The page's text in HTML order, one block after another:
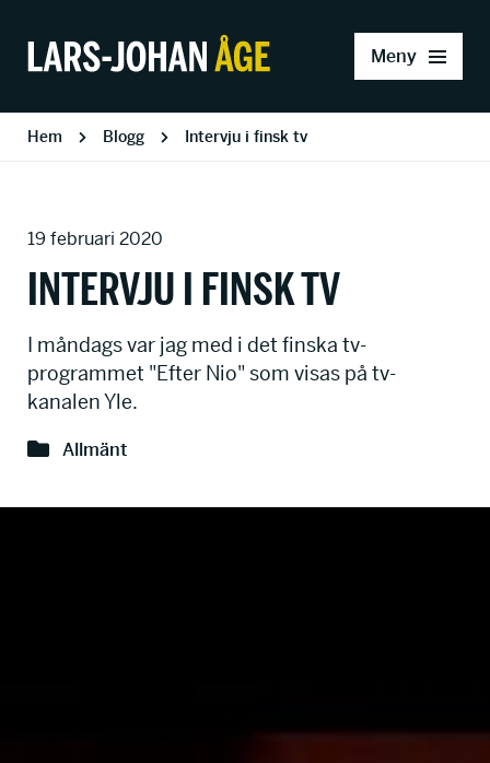
Meny
Hem Blogg Intervju i finsk tv
19 februari 2020
INTERVJU I FINSK TV
I måndags var jag med i det finska tv-
programmet "Efter Nio" som visas på tv-
kanalen Yle.
Allmänt